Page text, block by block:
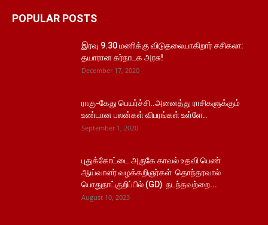
POPULAR POSTS
இரவு 9.30 மணிக்கு விடுதலையாகிறார் சசிகலா:
தயாரான கர்நாடக அரசு!
December 17, 2020
ராகு-கேது பெயர்ச்சி..அனைத்து ராசிகளுக்கும்
உண்டான பலன்கள் விபரங்கள் உள்ளே..
September 1, 2020
புதுக்கோட்டை அருகே காவல் உதவி பெண்
ஆய்வாளர் வழக்கறிஞர்கள் தொந்தரவால்
பொதுநாட்குறிப்பில் (GD) நடந்தவற்றை...
August 10, 2023